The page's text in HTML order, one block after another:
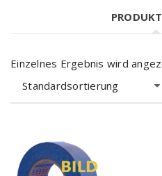
Einzelnes Ergebnis wird
Standardsortierung